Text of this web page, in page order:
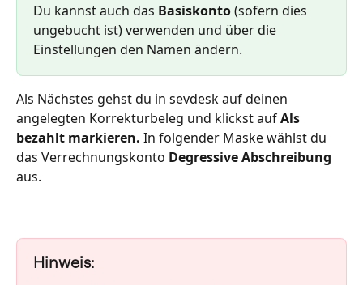
Du kannst auch das Basiskonto (sofern dies
ungebucht ist) verwenden und über die
Einstellungen den Namen ändern.
Als Nächstes gehst du in sevdesk auf deinen
angelegten Korrekturbeleg und klickst auf Als
bezahlt markieren. In folgender Maske wählst du
das Verrechnungskonto Degressive Abschreibung
aus.
Hinweis: